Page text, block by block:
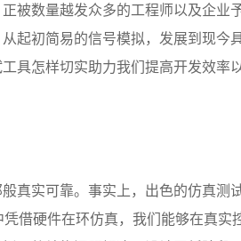
被数量越发众多的工程师以及企业
起初简易的信号模拟，发展到现今
具怎样切实助力我们提高开发效率
真实可靠。事实上，出色的仿真测
借硬件在环仿真，我们能够在真实